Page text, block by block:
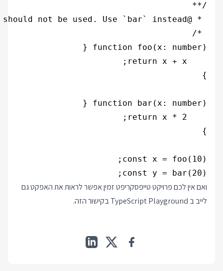
const y = bar(20);
ואם אין לכם פרויקט טייפסקריפט זמין אפשר לראות את האפקט גם
לייב ב TypeScript Playground
בקישור הזה.